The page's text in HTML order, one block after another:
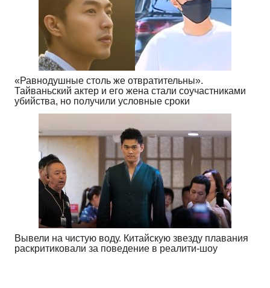
«Равнодушные столь же отвратительны».
Тайваньский актер и его жена стали соучастниками
убийства, но получили условные сроки
Вывели на чистую воду. Китайскую звезду плавания
раскритиковали за поведение в реалити-шоу